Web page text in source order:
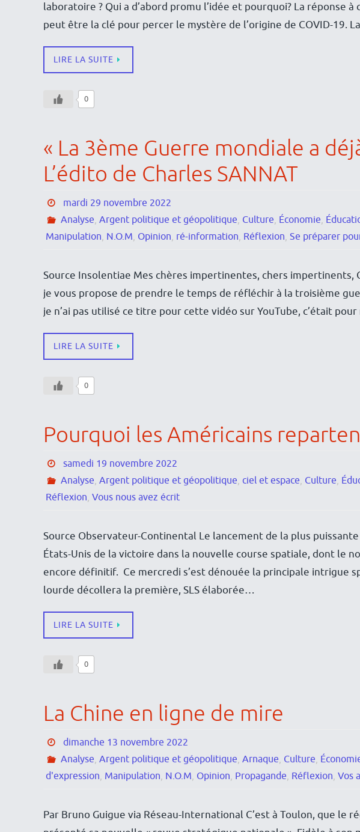
laboratoire ? Qui a d’abord promu l’idée et pourquoi? La réponse
peut être la clé pour percer le mystère de l’origine de COVID-19.
LIRE LA SUITE
0
« La 3ème Guerre mondiale a
L’édito de Charles SANNAT
mardi 29 novembre 2022
Analyse, Argent politique et géopolitique, Culture, Économie,
Manipulation, N.O.M, Opinion, ré-information, Réflexion, Se préparer
Source Insolentiae Mes chères impertinentes, chers impertinents,
je vous propose de prendre le temps de réfléchir à la troisième
je n’ai pas utilisé ce titre pour cette vidéo sur YouTube, c’était
LIRE LA SUITE
0
Pourquoi les Américains
samedi 19 novembre 2022
Analyse, Argent politique et géopolitique, ciel et espace, Culture,
Réflexion, Vous nous avez écrit
Source Observateur-Continental Le lancement de la plus
États-Unis de la victoire dans la nouvelle course spatiale, dont le
encore définitif. Ce mercredi s’est dénouée la principale intrigue
lourde décollera la première, SLS élaborée…
LIRE LA SUITE
0
La Chine en ligne de mire
dimanche 13 novembre 2022
Analyse, Argent politique et géopolitique, Arnaque, Culture,
d'expression, Manipulation, N.O.M, Opinion, Propagande, Réflexion, Vos
Par Bruno Guigue via Réseau-International C’est à Toulon, que le